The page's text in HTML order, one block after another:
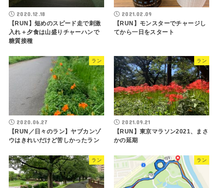
2020.12.18
【RUN】短めのスピード走で刺激
入れ＋夕食は山盛りチャーハンで
糖質接種
2021.02.09
【RUN】モンスターでチャージし
てから一日をスタート
ラン
2020.06.27
【RUN／日々のラン】ヤブカンゾ
ウはきれいだけど苦しかったラン
ラン
2021.09.21
【RUN】東京マラソン2021、まさ
かの延期
ラン ラン